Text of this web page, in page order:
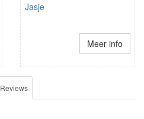
Jasje
Meer info
Reviews